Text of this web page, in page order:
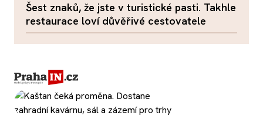
Šest znaků, že jste v turistické pasti. Takhle
restaurace loví důvěřivé cestovatele